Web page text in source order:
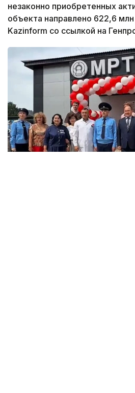
незаконно приобретенных
объекта направлено 622,6 млн
Kazinform со ссылкой на